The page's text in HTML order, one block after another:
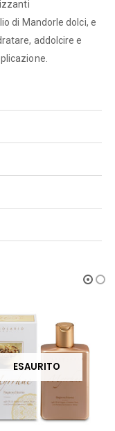
di Mandorle dolci, e
addolcire e
ESAURITO